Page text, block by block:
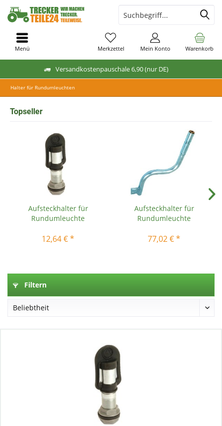
Versandkostenpauschale 6,90 (nur DE)
Warenkorb
Merkzettel Mein Konto
Menü
Halter für Rundumleuchten
Topseller
Aufsteckhalter für
Rundumleuchte
12,64 € *
Aufsteckhalter für
Rundumleuchte
77,02 € *
Filtern